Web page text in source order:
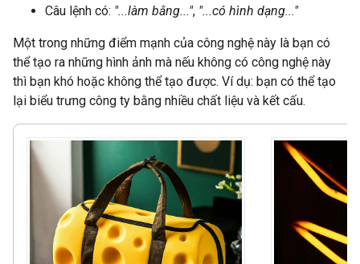
Câu lệnh có: "...làm bằng...", "...có hình dạng..."
Một trong những điểm mạnh của công nghệ này là bạn có
thể tạo ra những hình ảnh mà nếu không có công nghệ này
thì bạn khó hoặc không thể tạo được. Ví dụ: bạn có thể tạo
lại biểu trưng công ty bằng nhiều chất liệu và kết cấu.